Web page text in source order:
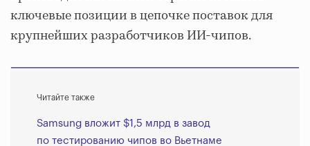
ключевые позиции в цепочке поставок для
крупнейших разработчиков ИИ-чипов.
Читайте также
Samsung вложит $1,5 млрд в завод
по тестированию чипов во Вьетнаме